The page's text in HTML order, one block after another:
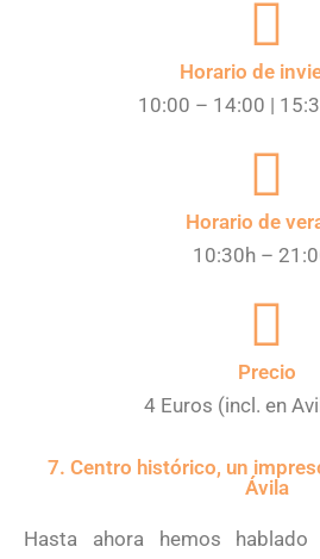
Horario de
10:00 – 14:00 |
Horario de
10:30h –
Precio
4 Euros (incl. en
7. Centro histórico, un
Ávila
Hasta ahora hemos